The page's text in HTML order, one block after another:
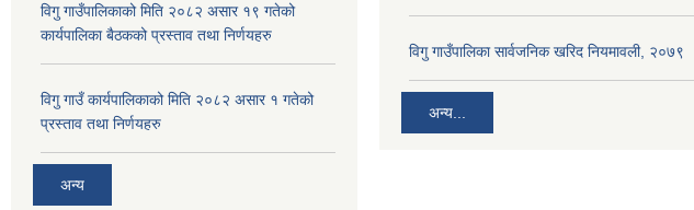
विगु गाउँपालिकाको मिति २०८२ असार १९ गतेको
कार्यपालिका बैठकको प्रस्ताव तथा निर्णयहरु
विगु गाउँ कार्यपालिकाको मिति २०८२ असार १ गतेको
प्रस्ताव तथा निर्णयहरु
अन्य
विगु गाउँपालिका सार्वजनिक खरिद नियमावली, २०७९
अन्य...